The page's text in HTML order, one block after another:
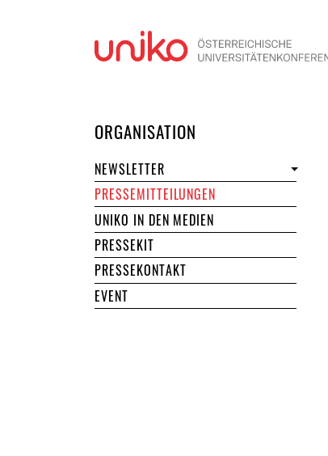
ORGANISATION
NEWSLETTER
PRESSEMITTEILUNGEN
UNIKO IN DEN MEDIEN
PRESSEKIT
PRESSEKONTAKT
EVENT